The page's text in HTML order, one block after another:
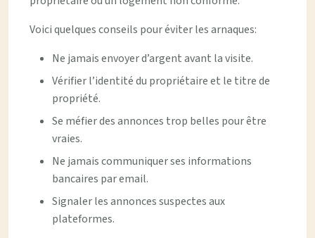
Voici quelques conseils pour éviter les arnaques:
Ne jamais envoyer d’argent avant la visite.
Vérifier l’identité du propriétaire et le titre de
propriété.
Se méfier des annonces trop belles pour être
vraies.
Ne jamais communiquer ses informations
bancaires par email.
Signaler les annonces suspectes aux
plateformes.